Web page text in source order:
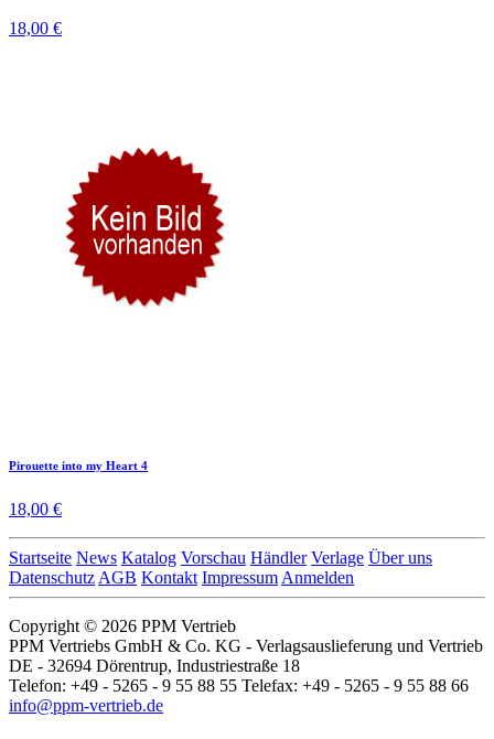
18,00 €
Pirouette into my Heart 4
18,00 €
Startseite News Katalog Vorschau Händler Verlage Über uns
Datenschutz AGB Kontakt Impressum Anmelden
Copyright © 2026 PPM Vertrieb
PPM Vertriebs GmbH & Co. KG - Verlagsauslieferung und Vertrieb
DE - 32694 Dörentrup, Industriestraße 18
Telefon: +49 - 5265 - 9 55 88 55 Telefax: +49 - 5265 - 9 55 88 66
info@ppm-vertrieb.de